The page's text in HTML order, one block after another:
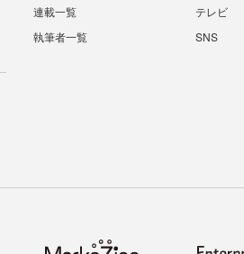
連載一覧
テレビ
執筆者一覧
SNS